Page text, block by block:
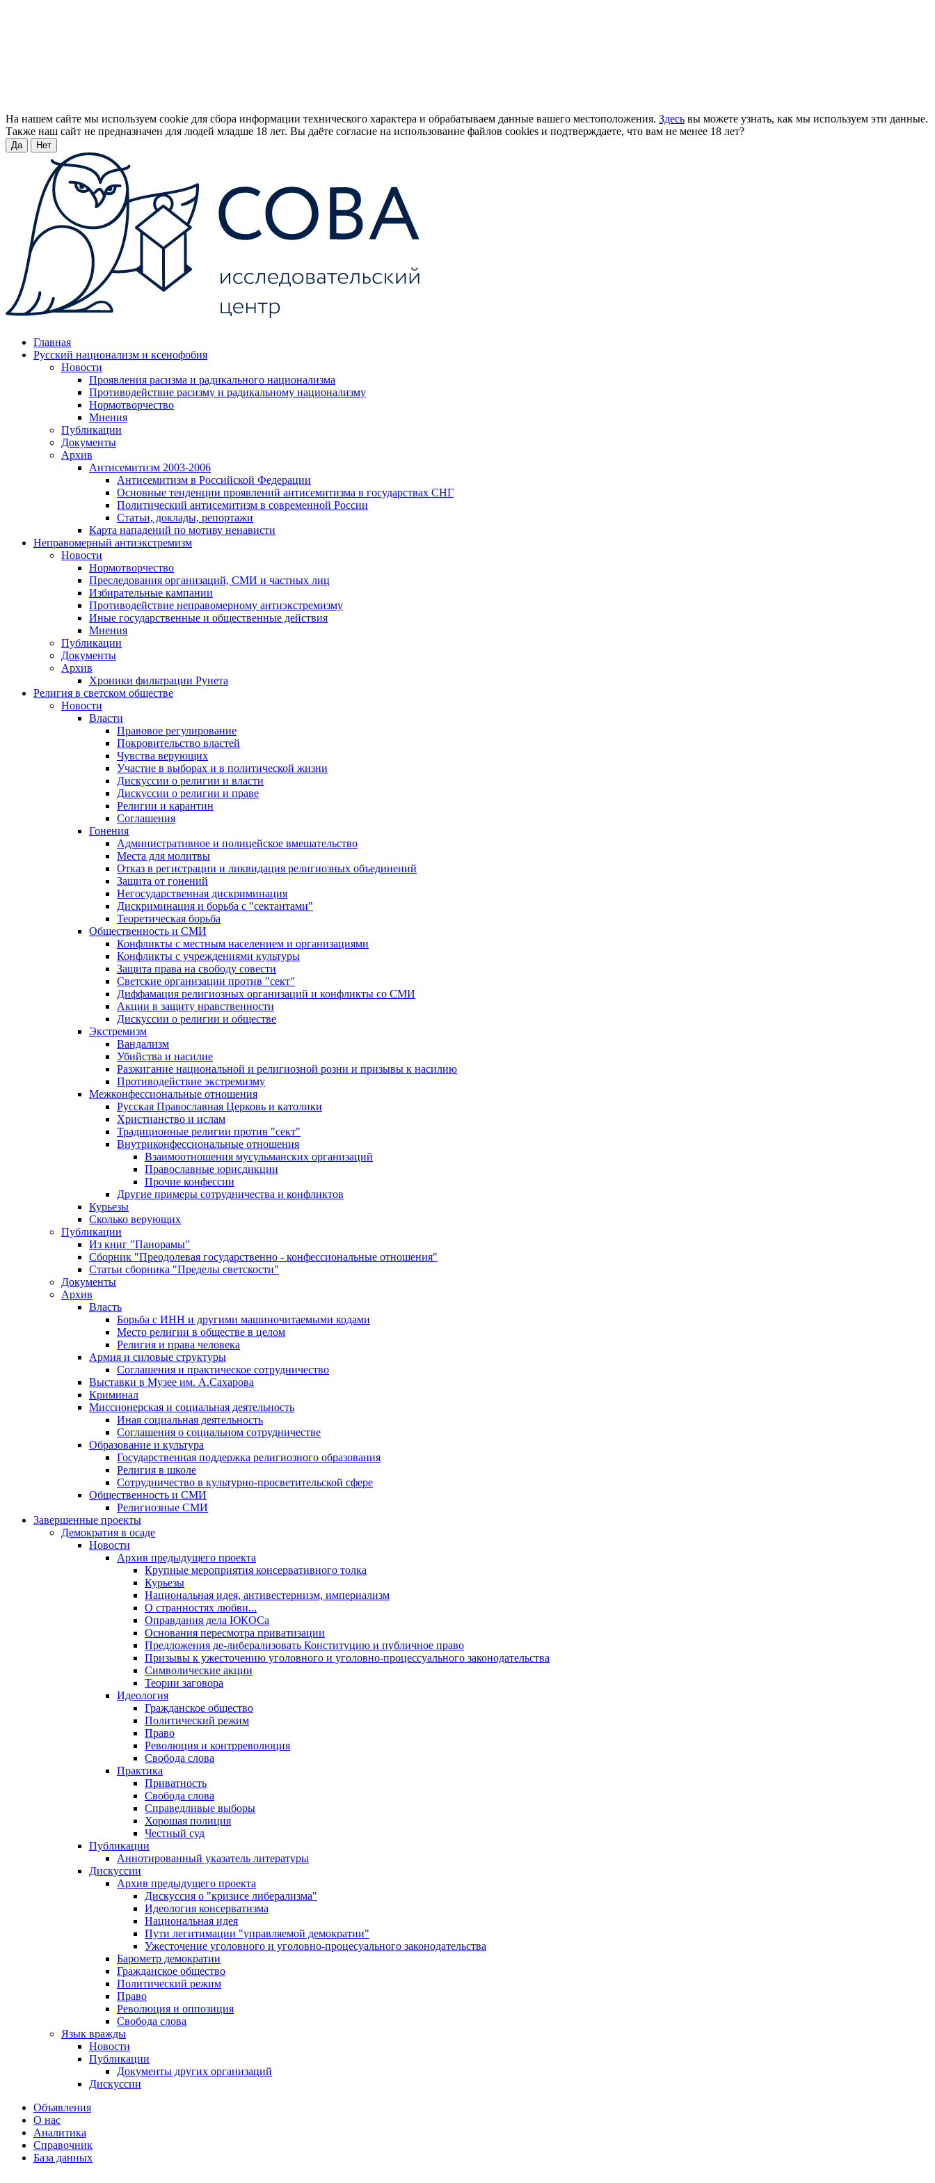
На нашем сайте мы используем cookie для сбора информации технического характера и обрабатываем данные вашего местоположения. Здесь вы можете узнать, как мы используем эти данные.
Также наш сайт не предназначен для людей младше 18 лет. Вы даёте согласие на использование файлов cookies и подтверждаете, что вам не менее 18 лет?
Да Нет
Главная
Русский национализм и ксенофобия
Новости
Проявления расизма и радикального национализма
Противодействие расизму и радикальному национализму
Нормотворчество
Мнения
Публикации
Документы
Архив
Антисемитизм 2003-2006
Антисемитизм в Российской Федерации
Основные тенденции проявлений антисемитизма в государствах СНГ
Политический антисемитизм в современной России
Статьи, доклады, репортажи
Карта нападений по мотиву ненависти
Неправомерный антиэкстремизм
Новости
Нормотворчество
Преследования организаций, СМИ и частных лиц
Избирательные кампании
Противодействие неправомерному антиэкстремизму
Иные государственные и общественные действия
Мнения
Публикации
Документы
Архив
Хроники фильтрации Рунета
Религия в светском обществе
Новости
Власти
Правовое регулирование
Покровительство властей
Чувства верующих
Участие в выборах и в политической жизни
Дискуссии о религии и власти
Дискуссии о религии и праве
Религии и карантин
Соглашения
Гонения
Административное и полицейское вмешательство
Места для молитвы
Отказ в регистрации и ликвидация религиозных объединений
Защита от гонений
Негосударственная дискриминация
Дискриминация и борьба с "сектантами"
Теоретическая борьба
Общественность и СМИ
Конфликты с местным населением и организациями
Конфликты с учреждениями культуры
Защита права на свободу совести
Светские организации против "сект"
Диффамация религиозных организаций и конфликты со СМИ
Акции в защиту нравственности
Дискуссии о религии и обществе
Экстремизм
Вандализм
Убийства и насилие
Разжигание национальной и религиозной розни и призывы к насилию
Противодействие экстремизму
Межконфессиональные отношения
Русская Православная Церковь и католики
Христианство и ислам
Традиционные религии против "сект"
Внутриконфессиональные отношения
Взаимоотношения мусульманских организаций
Православные юрисдикции
Прочие конфессии
Другие примеры сотрудничества и конфликтов
Курьезы
Сколько верующих
Публикации
Из книг "Панорамы"
Сборник "Преодолевая государственно - конфессиональные отношения"
Статьи сборника "Пределы светскости"
Документы
Архив
Власть
Борьба с ИНН и другими машиночитаемыми кодами
Место религии в обществе в целом
Религия и права человека
Армия и силовые структуры
Соглашения и практическое сотрудничество
Выставки в Музее им. А.Сахарова
Криминал
Миссионерская и социальная деятельность
Иная социальная деятельность
Соглашения о социальном сотрудничестве
Образование и культура
Государственная поддержка религиозного образования
Религия в школе
Сотрудничество в культурно-просветительской сфере
Общественность и СМИ
Религиозные СМИ
Завершенные проекты
Демократия в осаде
Новости
Архив предыдущего проекта
Крупные мероприятия консервативного толка
Курьезы
Национальная идея, антивестернизм, империализм
О странностях любви...
Оправдания дела ЮКОСа
Основания пересмотра приватизации
Предложения де-либерализовать Конституцию и публичное право
Призывы к ужесточению уголовного и уголовно-процессуального законодательства
Символические акции
Теории заговора
Идеология
Гражданское общество
Политический режим
Право
Революция и контрреволюция
Свобода слова
Практика
Приватность
Свобода слова
Справедливые выборы
Хорошая полиция
Честный суд
Публикации
Аннотированный указатель литературы
Дискуссии
Архив предыдущего проекта
Дискуссия о "кризисе либерализма"
Идеология консерватизма
Национальная идея
Пути легитимации "управляемой демократии"
Ужесточение уголовного и уголовно-процесуального законодательства
Барометр демократии
Гражданское общество
Политический режим
Право
Революция и оппозиция
Свобода слова
Язык вражды
Новости
Публикации
Документы других организаций
Дискуссии
Объявления
О нас
Аналитика
Справочник
База данных